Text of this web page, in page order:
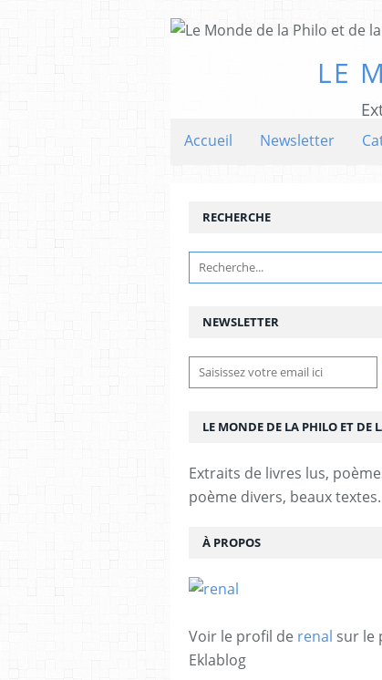
LE
Accueil Newsletter
NEWSLETTER
RECHERCHE
LE MONDE DE LA PHILO ET DE
Extraits de livres lus,
poème divers, beaux
À PROPOS
Voir le profil de renal sur le
Eklablog